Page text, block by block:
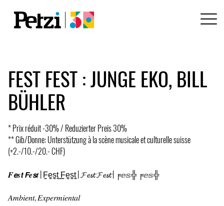
FEST FEST : JUNGE EKO, BILL
BÜHLER
* Prix réduit -30% / Reduzierter Preis 30%
** Gib/Donne: Unterstützung à la scène musicale et culturelle suisse
(+2.-/10.-/20.- CHF)
𝑭𝙚𝒔𝙩 𝙁𝒆𝙨𝒕 | F̳e̳s̳t̳ ̳F̳e̳s̳t̳ | 𝓕𝓮𝓼𝓽 𝓕𝓮𝓼𝓽 | ╒ⅇ𝕤╬ ╒ⅇ𝕤╬
𝐴𝑚𝑏𝑖𝑒𝑛𝑡, 𝐸𝑥𝑝𝑒𝑟𝑚𝑖𝑒𝑛𝑡𝑎𝑙